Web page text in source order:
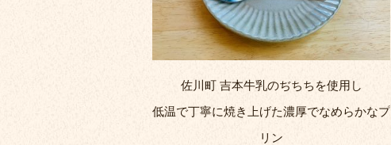
佐川町 吉本牛乳のぢちちを使用し
低温で丁寧に焼き上げた濃厚でなめらかなプ
リン